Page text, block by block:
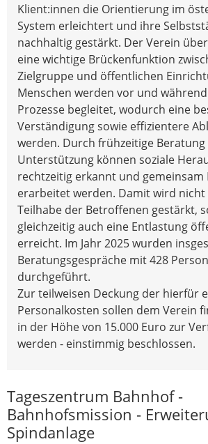
Klient:innen die Orientierung im
System erleichtert und ihre
nachhaltig gestärkt. Der Verein
eine wichtige Brückenfunktion
Zielgruppe und öffentlichen
Menschen werden vor und
Prozesse begleitet, wodurch eine
Verständigung sowie effizientere
werden. Durch frühzeitige
Unterstützung können soziale
rechtzeitig erkannt und gemeinsam
erarbeitet werden. Damit wird nicht
Teilhabe der Betroffenen gestärkt,
gleichzeitig auch eine Entlastung
erreicht. Im Jahr 2025 wurden
Beratungsgespräche mit 428
durchgeführt.
Zur teilweisen Deckung der hierfür
Personalkosten sollen dem Verein
in der Höhe von 15.000 Euro zur
werden - einstimmig beschlossen.
Tageszentrum Bahnhof -
Bahnhofsmission -
Spindanlage